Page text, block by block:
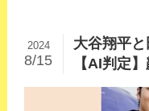
大谷翔平と
【AI判定
2024
8/15